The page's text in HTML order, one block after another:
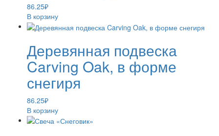
86.25₽
В корзину
Деревянная подвеска
Carving Oak, в форме
снегиря
86.25₽
В корзину